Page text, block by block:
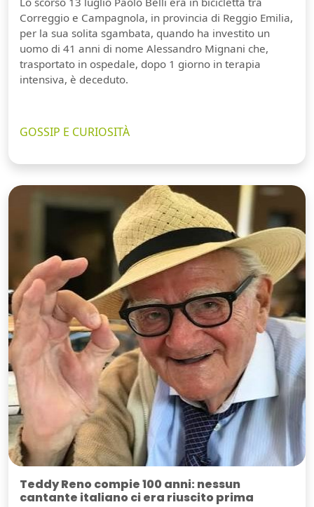
Correggio e Campagnola, in provincia di Reggio Emilia,
per la sua solita sgambata, quando ha investito un
uomo di 41 anni di nome Alessandro Mignani che,
trasportato in ospedale, dopo 1 giorno in terapia
intensiva, è deceduto.
GOSSIP E CURIOSITÀ
Teddy Reno compie 100 anni: nessun
cantante italiano ci era riuscito prima